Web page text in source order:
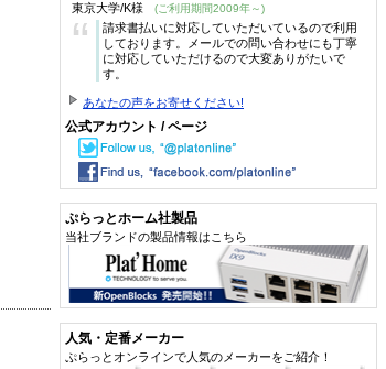
東京大学/K様 (ご利用期間2009年～)
“
請求書払いに対応していただいているので利用
しております。メールでの問い合わせにも丁寧
に対応していただけるので大変ありがたいで
す。
あなたの声をお寄せください!
公式アカウント / ページ
ぷらっとホーム社製品
当社ブランドの製品情報はこちら
人気・定番メーカー
ぷらっとオンラインで人気のメーカーをご紹介！